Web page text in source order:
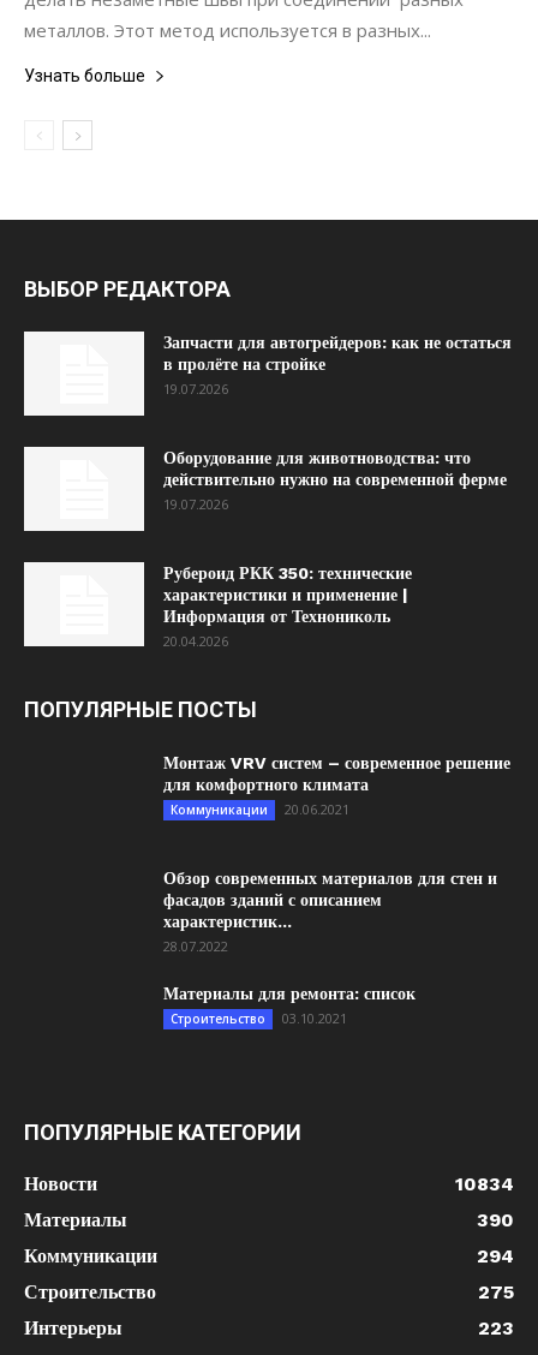
металлов. Этот метод используется в разных...
Узнать больше
ВЫБОР РЕДАКТОРА
Запчасти для автогрейдеров: как не остаться
в пролёте на стройке
19.07.2026
Оборудование для животноводства: что
действительно нужно на современной ферме
19.07.2026
Рубероид РКК 350: технические
характеристики и применение |
Информация от Технониколь
20.04.2026
ПОПУЛЯРНЫЕ ПОСТЫ
Монтаж VRV систем – современное решение
для комфортного климата
Коммуникации 20.06.2021
Обзор современных материалов для стен и
фасадов зданий с описанием
характеристик...
28.07.2022
Материалы для ремонта: список
Строительство 03.10.2021
ПОПУЛЯРНЫЕ КАТЕГОРИИ
Новости
10834
Материалы
390
Коммуникации
294
Строительство
275
Интерьеры
223